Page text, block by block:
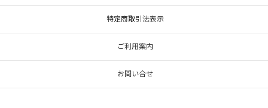
レトロ 傘型
特定商取引法表示
ご利用案内
お問い合せ